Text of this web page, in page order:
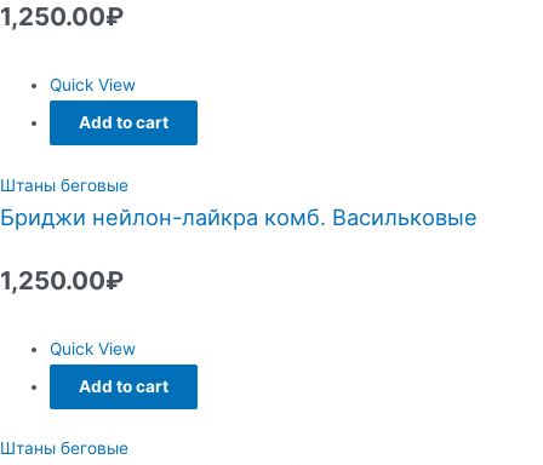
1,250.00₽
Quick View
Add to cart
Штаны беговые
Бриджи нейлон-лайкра комб. Васильковые
1,250.00₽
Quick View
Add to cart
Штаны беговые